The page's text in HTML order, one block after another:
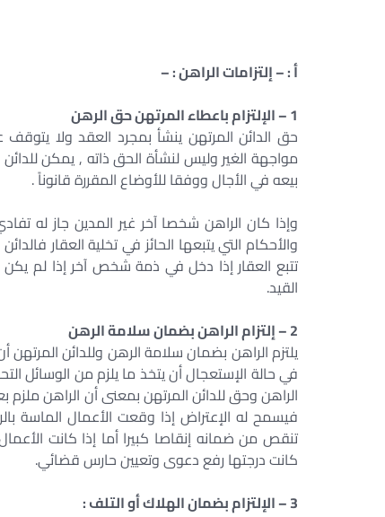
أ : – إلتزامات الراهن : –
1 – الإلتزام باعطاء المرتهن حق الرهن
حق الدائن المرتهن ينشأ بمجرد العقد ولا
مواجهة الغير وليس لنشأة الحق ذاته , يمكن
بيعه في الأجال ووفقا للأوضاع المقررة قانوناً .
وإذا كان الراهن شخصا آخر غير المدين جاز له
والأحكام التي يتبعها الحائز في تخلية العقار
تتبع العقار إذا دخل في ذمة شخص آخر إذا لم
القيد.
2 – إلتزام الراهن بضمان سلامة الرهن
يلتزم الراهن بضمان سلامة الرهن وللدائن
في حالة الإستعجال أن يتخذ ما يلزم من الوسائل
الراهن وحق للدائن المرتهن بمعنى أن الراهن
فيسمح له الإعتراض إذا وقعت الأعمال الماسة
تنقص من ضمانه إنقاصا كبيرا أما إذا كانت
كانت درجتها رفع دعوى وتعيين حارس قضائي.
3 – الإلتزام بضمان الهلاك أو التلف :